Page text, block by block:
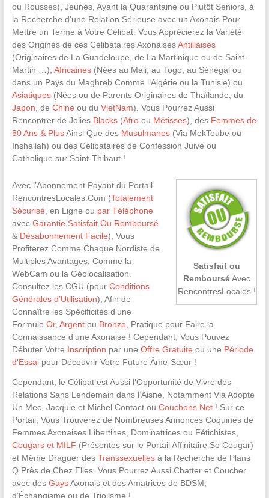
ou Rousses), Jeunes, Ayant la Quarantaine ou Plutôt Seniors, à
la Recherche d’une Relation Sérieuse avec un Axonais Pour
Mettre un Terme à Votre Célibat. Vous Apprécierez la Variété
des Origines de ces Célibataires AxonaisesAntillaises
(Originaires de La Guadeloupe, de La Martinique ou de Saint-
Martin …), Africaines(Nées au Mali, au Togo, au Sénégal ou
dans un Pays du Maghreb Comme l’Algérie ou la Tunisie) ou
Asiatiques(Nées ou de Parents Originaires de Thaïlande, du
Japon , de Chine ou du VietNam). Vous Pourrez Aussi
Rencontrer de Jolies Blacks(Afroou Métisses), des Femmes de
50 Ans & PlusAinsi Que des Musulmanes(Via MekToube ou
Inshallah) ou des Célibataires de Confession Juive ou
Catholique sur Saint-Thibaut !
Satisfait ou
RembourséAvec
RencontresLocales !
Avec l’Abonnement Payant du Portail
RencontresLocales.Com (Totalement
Sécurisé , en Ligne ou par Téléphone
avec Garantie Satisfait Ou Remboursé
& Désabonnement Facile), Vous
Profiterez Comme Chaque Nordiste de
Multiples Avantages, Comme la
WebCam ou la Géolocalisation.
Consultez les CGU (pour Conditions
Générales d’Utilisation), Afin de
Connaître les Spécificités d’une
Formule Or, Argentou Bronze , Pratique pour Faire la
Connaissance d’une Axonaise ! Cependant, Vous Pouvez
Débuter Votre Inscription par une Offre Gratuite ou une Période
d’Essaipour Découvrir Votre Future Âme-Sœur !
Cependant, le Célibat est Aussi l’Opportunité de Vivre des
Relations Sans Lendemain dans l’Aisne, Notamment Via Adopte
Un Mec, Jacquie et Michel Contact ou Couchons.Net! Sur ce
Portail, Vous Trouverez de Nombreuses Annonces Coquines de
Femmes Axonaises Libertines, Dominatrices ou Fétichistes,
Cougars et MILF (Présentes sur le Portail Affinitaire So Cougar)
et Même Draguer des Transsexuellesà la Recherche de Plans
Q Près de Chez Elles. Vous Pourrez Aussi Chatter et Coucher
avec des GaysAxonais et des Amatrices de BDSM,
d’Échangisme ou de Triolisme !